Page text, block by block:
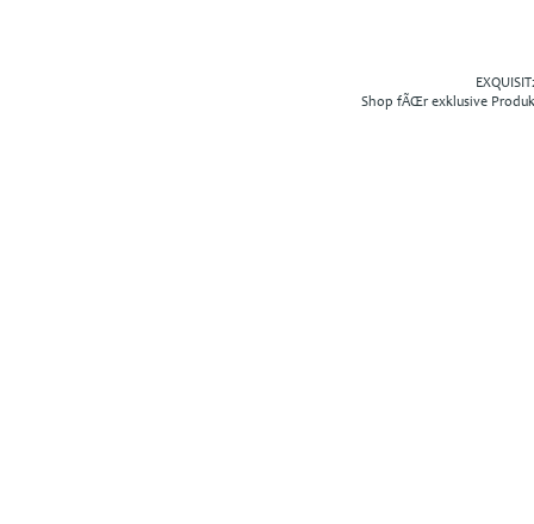
Shop fÃŒr exklusive